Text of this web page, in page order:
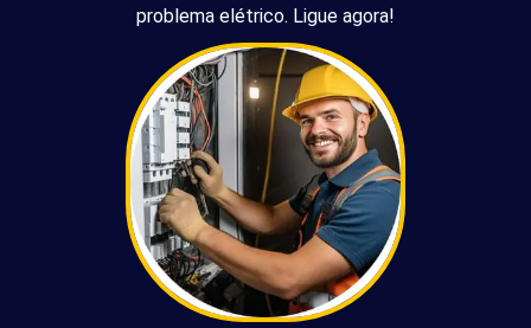
problema elétrico. Ligue agora!